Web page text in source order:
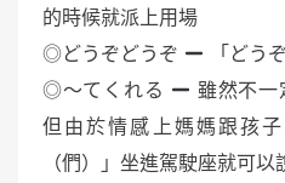
的時候就派上用場
◎どうぞどうぞ
「どう
◎〜てくれる
雖然不一
但由於情感上媽媽跟孩
（們）」坐進駕駛座就可以